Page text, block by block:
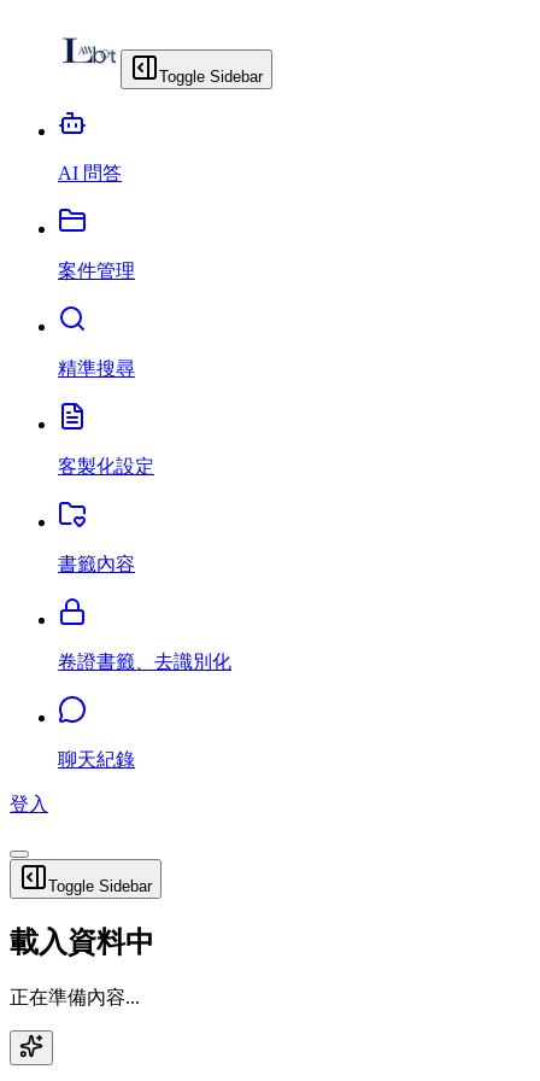
Toggle Sidebar
AI 問答
案件管理
精準搜尋
客製化設定
書籤內容
卷證書籤、去識別化
聊天紀錄
登入
Toggle Sidebar
載入資料中
正在準備內容...